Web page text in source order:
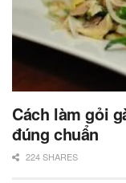
Cách làm gỏi
đúng chuẩn
224 SHARES